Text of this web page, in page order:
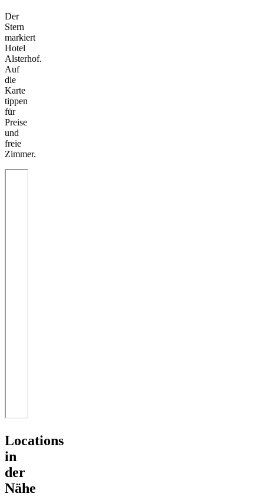
Der
Stern
markiert
Hotel
Alsterhof.
Auf
die
Karte
tippen
für
Preise
und
freie
Zimmer.
Locations
in
der
Nähe